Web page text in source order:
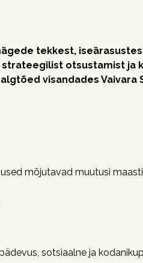
tekkest,
otsustamist ja
visandades Vaivara
mõjutavad muutusi
sotsiaalne ja